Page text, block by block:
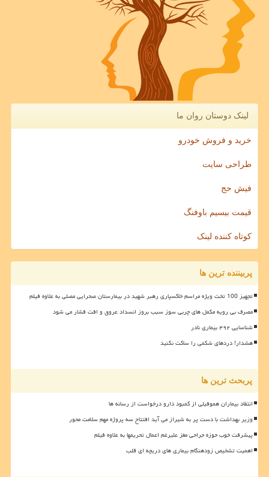
لینک دوستان روان ما
خرید و فروش خودرو
طراحی سایت
فیش حج
قیمت بیسیم باوفنگ
کوتاه کننده لینک
پربیننده ترین ها
تجهیز 100 تخت ویژه مراسم خاکسپاری رهبر شهید در بیمارستان صحرایی مصلی به علاوه فیلم
مصرف بی رویه مکمل های چربی سوز سبب بروز انسداد عروق و افت فشار می شود
شناسایی ۴۹۲ بیماری نادر
هشدار! دردهای شکمی را ساکت نکنید
پربحث ترین ها
انتقاد بیماران هموفیلی از کمبود دارو درخواست از رسانه ها
وزیر بهداشت با دست پر به شیراز می آید افتتاح سه پروژه مهم سلامت محور
پیشرفت خوب حوزه جراحی مغز علیرغم اعمال تحریمها به علاوه فیلم
اهمیت تشخیص زودهنگام بیماری های دریچه ای قلب